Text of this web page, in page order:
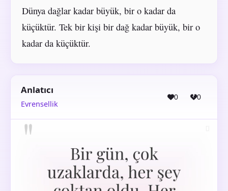
Dünya dağlar kadar büyük, bir o kadar da
küçüktür. Tek bir kişi bir dağ kadar büyük, bir o
kadar da küçüktür.
Anlatıcı
Evrensellik
0 0